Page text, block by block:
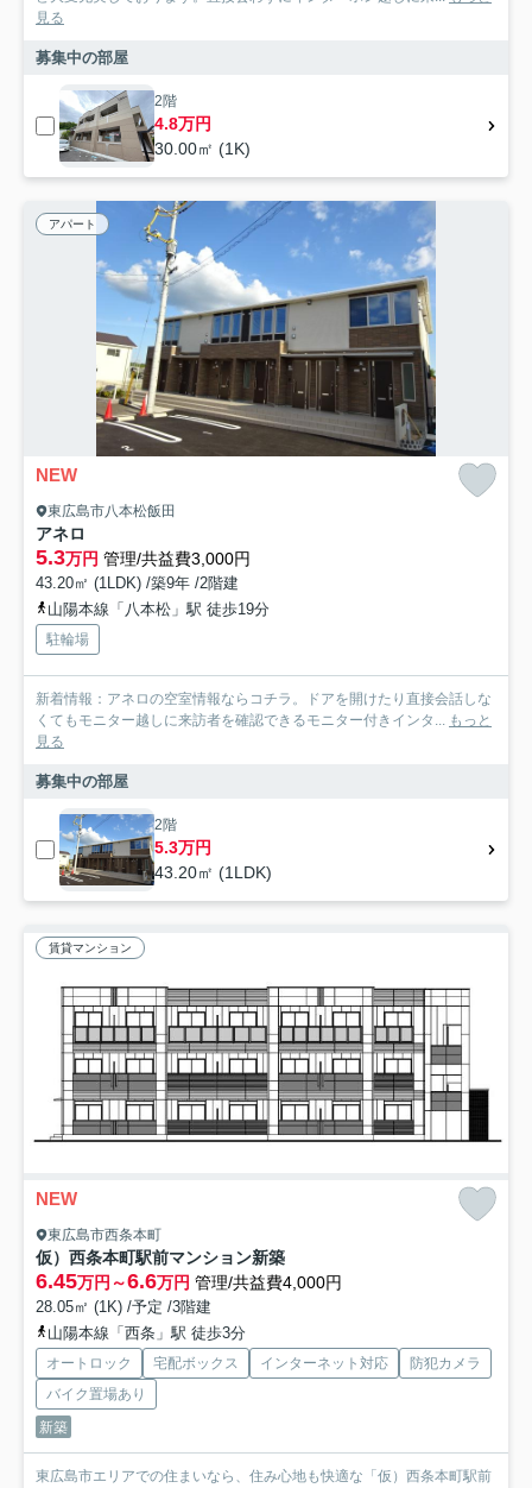
見る
募集中の部屋
2階
4.8万円
30.00㎡ (1K)
アパート
NEW
東広島市八本松飯田
アネロ
5.3万円 管理/共益費3,000円
43.20㎡ (1LDK) /築9年 /2階建
山陽本線「八本松」駅 徒歩19分
駐輪場
新着情報：アネロの空室情報ならコチラ。ドアを開けたり直接会話しな
くてもモニター越しに来訪者を確認できるモニター付きインタ... もっと
見る
募集中の部屋
2階
5.3万円
43.20㎡ (1LDK)
賃貸マンション
NEW
東広島市西条本町
仮）西条本町駅前マンション新築
6.45万円～6.6万円 管理/共益費4,000円
28.05㎡ (1K) /予定 /3階建
山陽本線「西条」駅 徒歩3分
オートロック 宅配ボックス インターネット対応
防犯カメラ
バイク置場あり
新築
東広島市エリアでの住まいなら、住み心地も快適な「仮）西条本町駅前